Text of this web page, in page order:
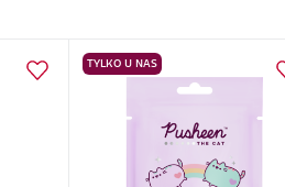
TYLKO U NAS